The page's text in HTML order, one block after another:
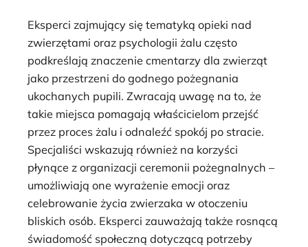
Eksperci zajmujący się tematyką opieki nad
zwierzętami oraz psychologii żalu często
podkreślają znaczenie cmentarzy dla zwierząt
jako przestrzeni do godnego pożegnania
ukochanych pupili. Zwracają uwagę na to, że
takie miejsca pomagają właścicielom przejść
przez proces żalu i odnaleźć spokój po stracie.
Specjaliści wskazują również na korzyści
płynące z organizacji ceremonii pożegnalnych –
umożliwiają one wyrażenie emocji oraz
celebrowanie życia zwierzaka w otoczeniu
bliskich osób. Eksperci zauważają także rosnącą
świadomość społeczną dotyczącą potrzeby